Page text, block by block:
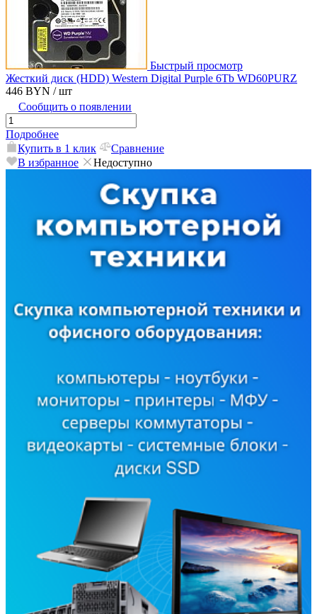
Быстрый просмотр
Жесткий диск (HDD) Western Digital Purple 6Tb WD60PURZ
446 BYN / шт
Сообщить о появлении
Подробнее
Купить в 1 клик
Сравнение
В избранное
Недоступно